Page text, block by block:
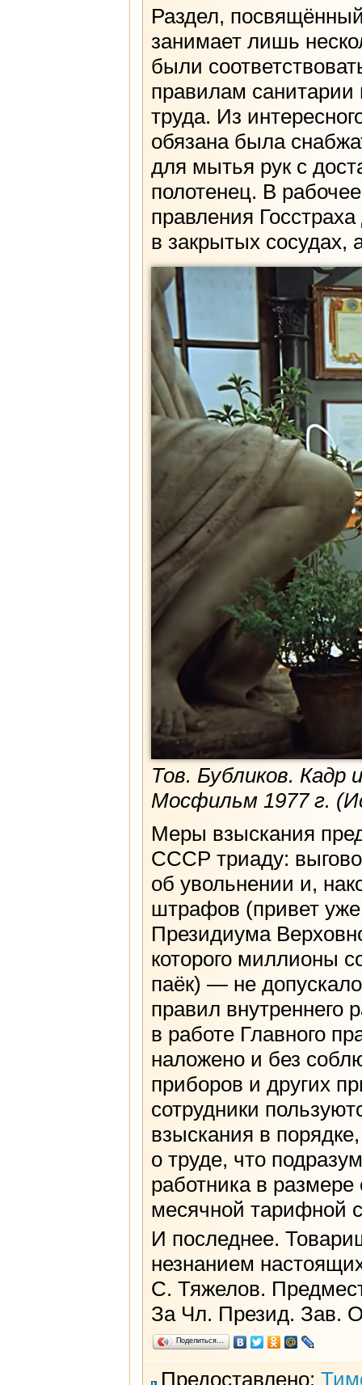
Раздел,
занимает лишь
были
правилам
труда. Из
обязана была
для мытья рук с
полотенец. В
правления
в закрытых сосудах,
Тов. Бубликов.
Мосфильм 1977 г.
Меры взыскания
СССР триаду:
об увольнении и,
штрафов (привет
Президиума
которого миллионы
паёк) — не
правил внутреннего
в работе Главного
наложено и без
приборов и других
сотрудники
взыскания в
о труде, что
работника в
месячной тарифной
И последнее.
незнанием
С. Тяжелов.
За Чл. Презид. Зав.
Поделиться…
Предоставлено: